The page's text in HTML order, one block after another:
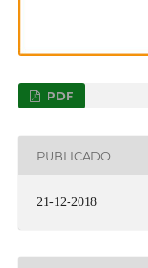
PDF
PUBLICADO
21-12-2018